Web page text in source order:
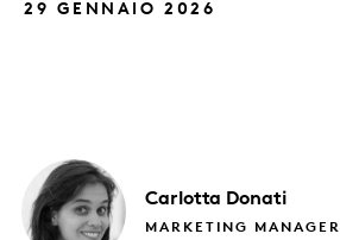
29 GENNAIO 2026
Carlotta Donati
MARKETING MANAGER